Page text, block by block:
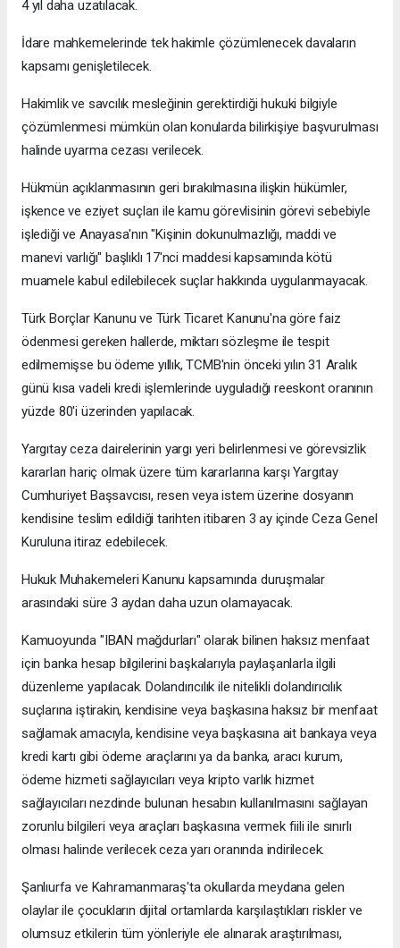
4 yıl daha uzatılacak.
İdare mahkemelerinde tek hakimle çözümlenecek davaların
kapsamı genişletilecek.
Hakimlik ve savcılık mesleğinin gerektirdiği hukuki bilgiyle
çözümlenmesi mümkün olan konularda bilirkişiye başvurulması
halinde uyarma cezası verilecek.
Hükmün açıklanmasının geri bırakılmasına ilişkin hükümler,
işkence ve eziyet suçları ile kamu görevlisinin görevi sebebiyle
işlediği ve Anayasa'nın "Kişinin dokunulmazlığı, maddi ve
manevi varlığı" başlıklı 17'nci maddesi kapsamında kötü
muamele kabul edilebilecek suçlar hakkında uygulanmayacak.
Türk Borçlar Kanunu ve Türk Ticaret Kanunu'na göre faiz
ödenmesi gereken hallerde, miktarı sözleşme ile tespit
edilmemişse bu ödeme yıllık, TCMB'nin önceki yılın 31 Aralık
günü kısa vadeli kredi işlemlerinde uyguladığı reeskont oranının
yüzde 80'i üzerinden yapılacak.
Yargıtay ceza dairelerinin yargı yeri belirlenmesi ve görevsizlik
kararları hariç olmak üzere tüm kararlarına karşı Yargıtay
Cumhuriyet Başsavcısı, resen veya istem üzerine dosyanın
kendisine teslim edildiği tarihten itibaren 3 ay içinde Ceza Genel
Kuruluna itiraz edebilecek.
Hukuk Muhakemeleri Kanunu kapsamında duruşmalar
arasındaki süre 3 aydan daha uzun olamayacak.
Kamuoyunda "IBAN mağdurları" olarak bilinen haksız menfaat
için banka hesap bilgilerini başkalarıyla paylaşanlarla ilgili
düzenleme yapılacak. Dolandırıcılık ile nitelikli dolandırıcılık
suçlarına iştirakin, kendisine veya başkasına haksız bir menfaat
sağlamak amacıyla, kendisine veya başkasına ait bankaya veya
kredi kartı gibi ödeme araçlarını ya da banka, aracı kurum,
ödeme hizmeti sağlayıcıları veya kripto varlık hizmet
sağlayıcıları nezdinde bulunan hesabın kullanılmasını sağlayan
zorunlu bilgileri veya araçları başkasına vermek fiili ile sınırlı
olması halinde verilecek ceza yarı oranında indirilecek.
Şanlıurfa ve Kahramanmaraş'ta okullarda meydana gelen
olaylar ile çocukların dijital ortamlarda karşılaştıkları riskler ve
olumsuz etkilerin tüm yönleriyle ele alınarak araştırılması,